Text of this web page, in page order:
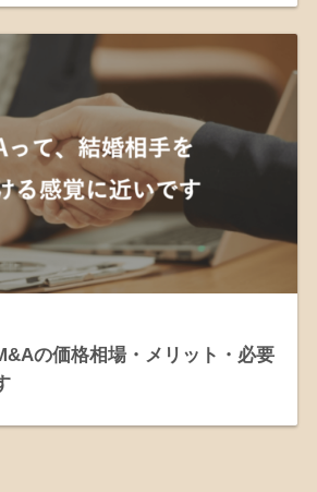
の価格相場・メリット・必要